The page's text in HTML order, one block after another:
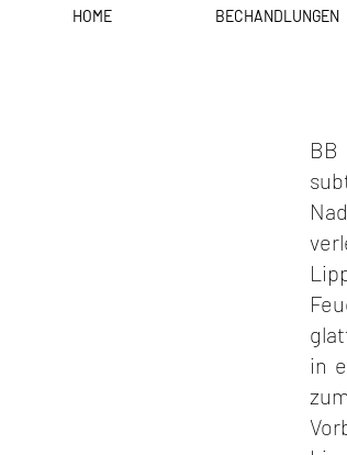
HOME BECHANDLUNGEN
in